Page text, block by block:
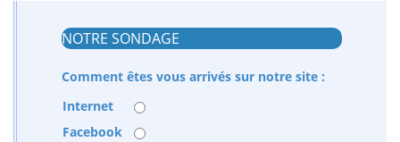
NOTRE SONDAGE
Comment êtes vous arrivés sur notre site :
Internet
Facebook